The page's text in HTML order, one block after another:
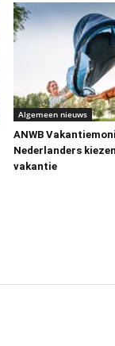
Algemeen nieuws
ANWB
Nederlanders
vakantie